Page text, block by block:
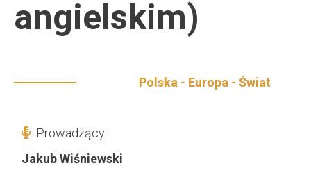
angielskim)
Polska - Europa - Świat
Prowadzący:
Jakub Wiśniewski